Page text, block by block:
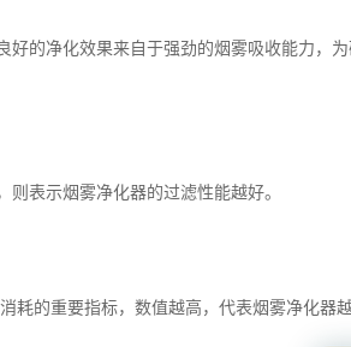
好的净化效果来自于强劲的烟雾吸收能力，
表示烟雾净化器的过滤性能越好。
的重要指标，数值越高，代表烟雾净化器